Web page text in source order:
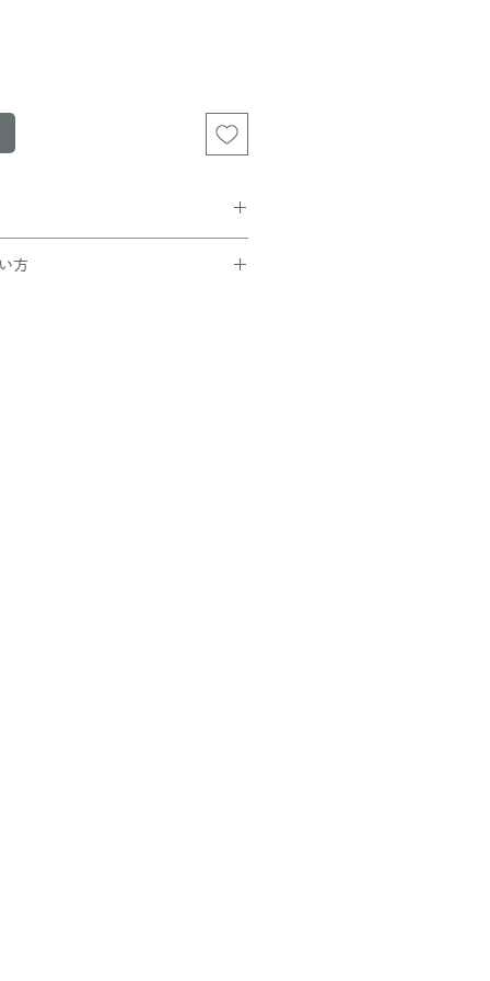
げの方は無料です。
方